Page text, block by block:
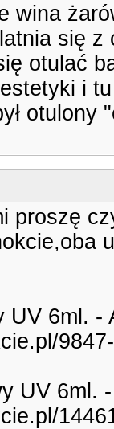
wina
się
otulać
i
otulony
proszę
UV 6ml.
UV 6ml.